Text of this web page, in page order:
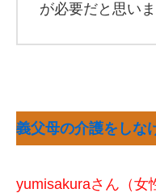
が必要だと思いま
義父母の介護をしな
yumisakuraさん（女